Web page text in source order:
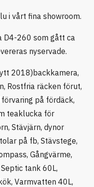
i vårt fina showroom.
D4-260 som gått ca
nyservade.
2018)backkamera,
Rostfria räcken förut,
på fördäck,
teaklucka för
Stävjärn, dynor
på fb, Stävstege,
Gångvärme,
tank 60L,
Varmvatten 40L,